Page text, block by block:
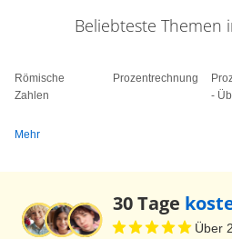
Beliebteste Themen
Römische
Zahlen
Prozentrechnung
-
Mehr
30 Tage
Über